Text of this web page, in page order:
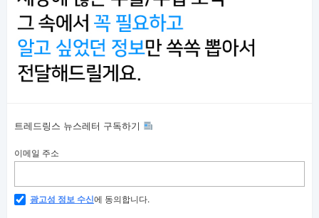
트레드링스 뉴스레터 구독하기
이메일 주소
광고성 정보 수신에 동의합니다.